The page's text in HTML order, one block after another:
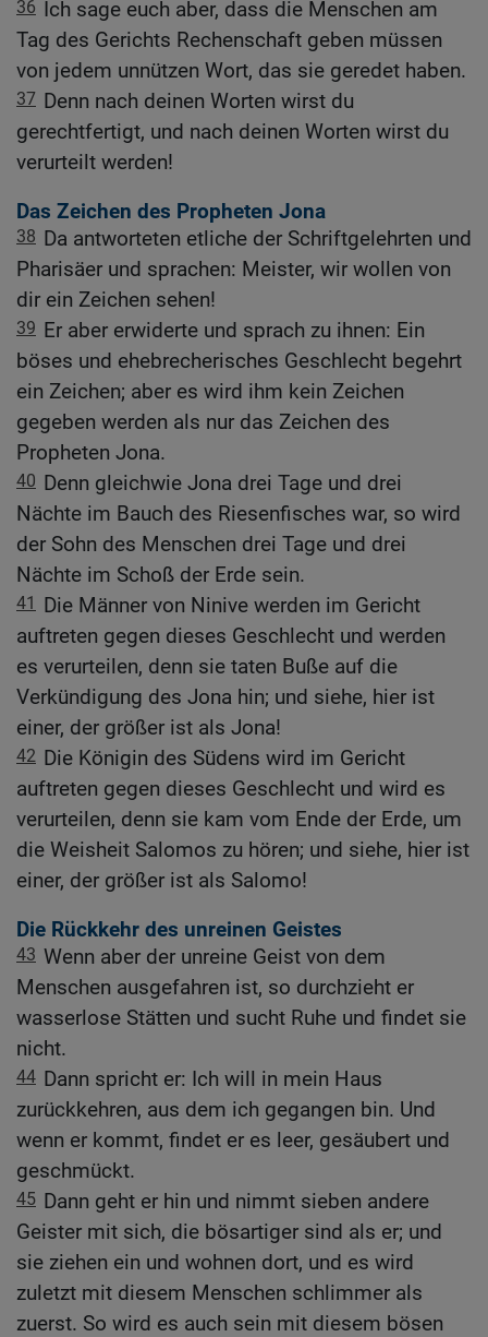
36 Ich sage euch aber, dass die Menschen am
Tag des Gerichts Rechenschaft geben müssen
von jedem unnützen Wort, das sie geredet haben.
37 Denn nach deinen Worten wirst du
gerechtfertigt, und nach deinen Worten wirst du
verurteilt werden!
Das Zeichen des Propheten Jona
38 Da antworteten etliche der Schriftgelehrten und
Pharisäer und sprachen: Meister, wir wollen von
dir ein Zeichen sehen!
39 Er aber erwiderte und sprach zu ihnen: Ein
böses und ehebrecherisches Geschlecht begehrt
ein Zeichen; aber es wird ihm kein Zeichen
gegeben werden als nur das Zeichen des
Propheten Jona.
40 Denn gleichwie Jona drei Tage und drei
Nächte im Bauch des Riesenfisches war, so wird
der Sohn des Menschen drei Tage und drei
Nächte im Schoß der Erde sein.
41 Die Männer von Ninive werden im Gericht
auftreten gegen dieses Geschlecht und werden
es verurteilen, denn sie taten Buße auf die
Verkündigung des Jona hin; und siehe, hier ist
einer, der größer ist als Jona!
42 Die Königin des Südens wird im Gericht
auftreten gegen dieses Geschlecht und wird es
verurteilen, denn sie kam vom Ende der Erde, um
die Weisheit Salomos zu hören; und siehe, hier ist
einer, der größer ist als Salomo!
Die Rückkehr des unreinen Geistes
43 Wenn aber der unreine Geist von dem
Menschen ausgefahren ist, so durchzieht er
wasserlose Stätten und sucht Ruhe und findet sie
nicht.
44 Dann spricht er: Ich will in mein Haus
zurückkehren, aus dem ich gegangen bin. Und
wenn er kommt, findet er es leer, gesäubert und
geschmückt.
45 Dann geht er hin und nimmt sieben andere
Geister mit sich, die bösartiger sind als er; und
sie ziehen ein und wohnen dort, und es wird
zuletzt mit diesem Menschen schlimmer als
zuerst. So wird es auch sein mit diesem bösen